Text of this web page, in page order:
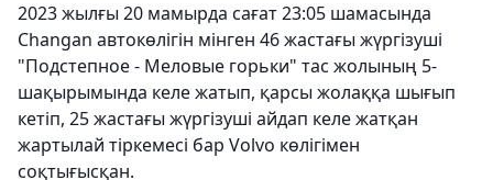
2023 жылғы 20 мамырда сағат 23:05 шамасында
Changan автокөлігін мінген 46 жастағы жүргізуші
"Подстепное - Меловые горьки" тас жолының 5-
шақырымында келе жатып, қарсы жолаққа шығып
кетіп, 25 жастағы жүргізуші айдап келе жатқан
жартылай тіркемесі бар Volvo көлігімен
соқтығысқан.